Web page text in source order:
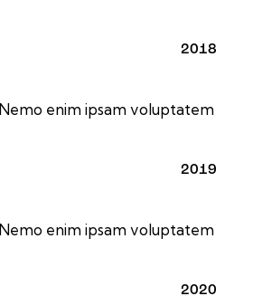
2018
enim ipsam voluptatem
2019
enim ipsam voluptatem
2020